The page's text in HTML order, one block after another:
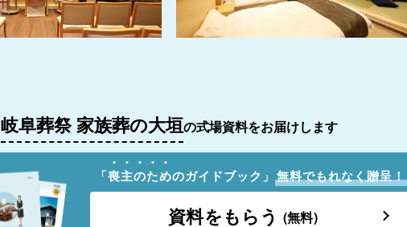
岐阜葬祭 家族葬の大垣の式場資料をお届けします
「喪主のためのガイドブック」 無料でもれなく贈呈！
資料をもらう (無料)